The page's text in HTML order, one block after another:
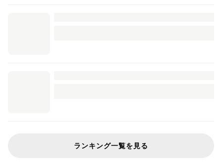
ランキング一覧を見る